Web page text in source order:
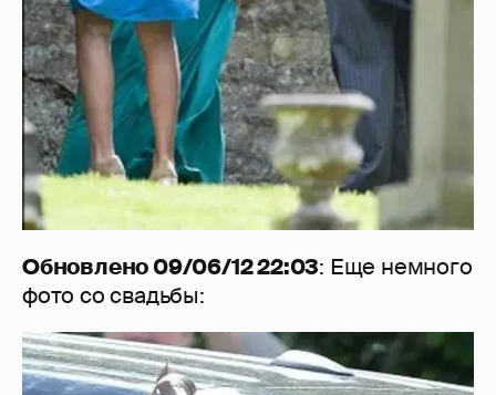
Обновлено 09/06/12 22:03: Еще немного
фото со свадьбы: